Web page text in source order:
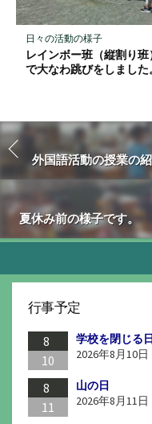
日々の活動の様子
レインボー班（縦割り班
で大なわ跳びをしました
外国語活動の授業の
夏休み前の様子です。
行事予定
8
10
学校を閉じる日
2026年8月10日
8
11
山の日
2026年8月11日